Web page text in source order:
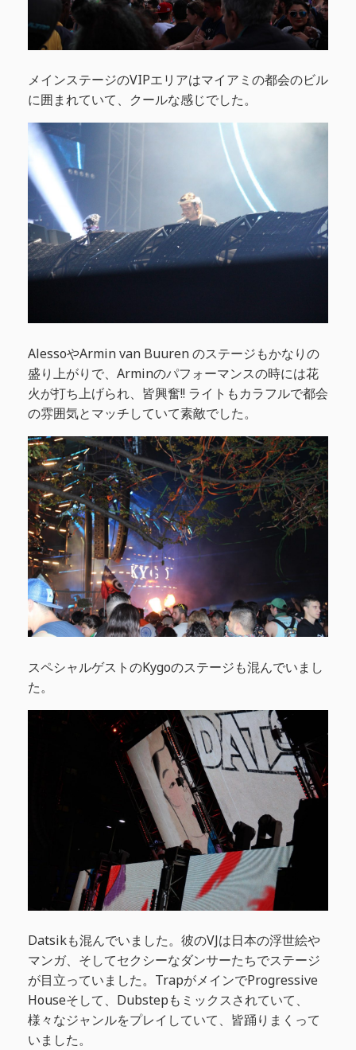
メインステージのVIPエリアはマイアミの都会のビル
に囲まれていて、クールな感じでした。
AlessoやArmin van Buuren のステージもかなりの
盛り上がりで、Arminのパフォーマンスの時には花
火が打ち上げられ、皆興奮!! ライトもカラフルで都会
の雰囲気とマッチしていて素敵でした。
スペシャルゲストのKygoのステージも混んでいまし
た。
Datsikも混んでいました。彼のVJは日本の浮世絵や
マンガ、そしてセクシーなダンサーたちでステージ
が目立っていました。TrapがメインでProgressive
Houseそして、Dubstepもミックスされていて、
様々なジャンルをプレイしていて、皆踊りまくって
いました。